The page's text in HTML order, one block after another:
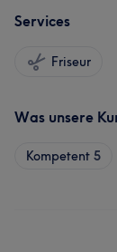
Services
Friseur
Was unsere
Kompetent 5